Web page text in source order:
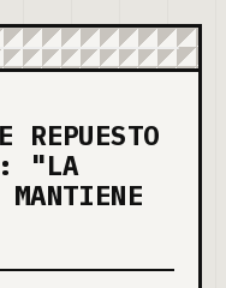
"LA
MANTIENE